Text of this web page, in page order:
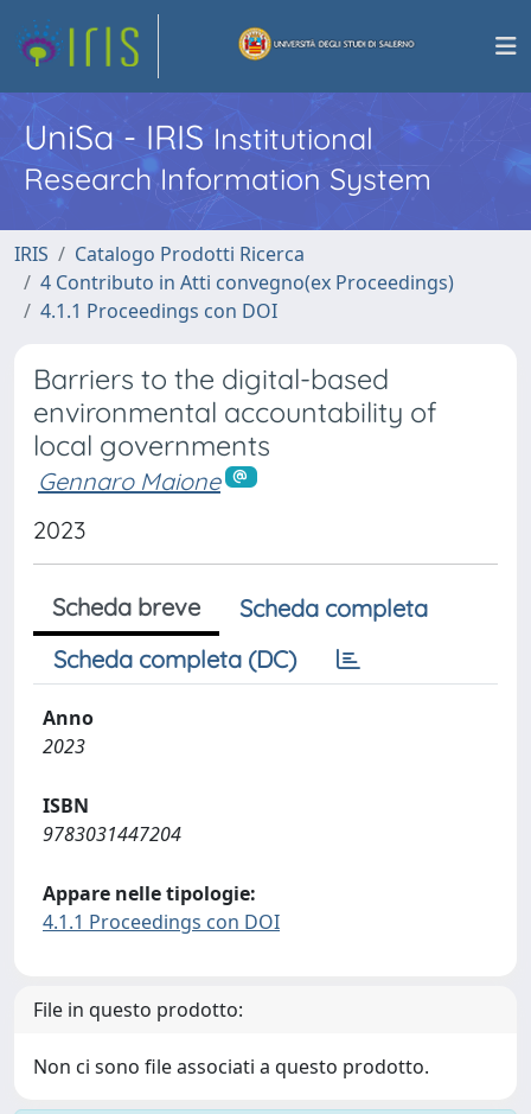
UniSa - IRISInstitutional
Research Information System
IRIS
Catalogo Prodotti Ricerca
4 Contributo in Atti convegno(ex Proceedings)
4.1.1 Proceedings con DOI
Barriers to the digital-based
environmental accountability of
local governments
Gennaro Maione
2023
Scheda breve
Scheda completa
Scheda completa (DC)
Anno
2023
ISBN
9783031447204
Appare nelle tipologie:
4.1.1 Proceedings con DOI
File in questo prodotto:
Non ci sono file associati a questo prodotto.